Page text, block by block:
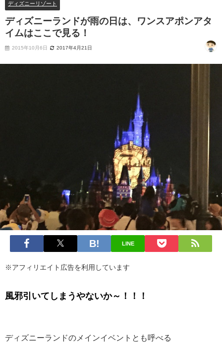
ディズニーリゾート
ディズニーランドが雨の日は、ワンスアポンアタ
イムはここで見る！
2015年10月6日 2017年4月21日
LINE
※アフィリエイト広告を利用しています
風邪引いてしまうやないか～！！！
ディズニーランドのメインイベントとも呼べる